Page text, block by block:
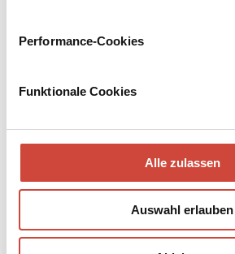
Performance-Cookies
Funktionale Cookies
Alle zulassen
Auswahl erlauben
€ (D) 10,90 / sFr
Martin Suter
Martin Suter wurde